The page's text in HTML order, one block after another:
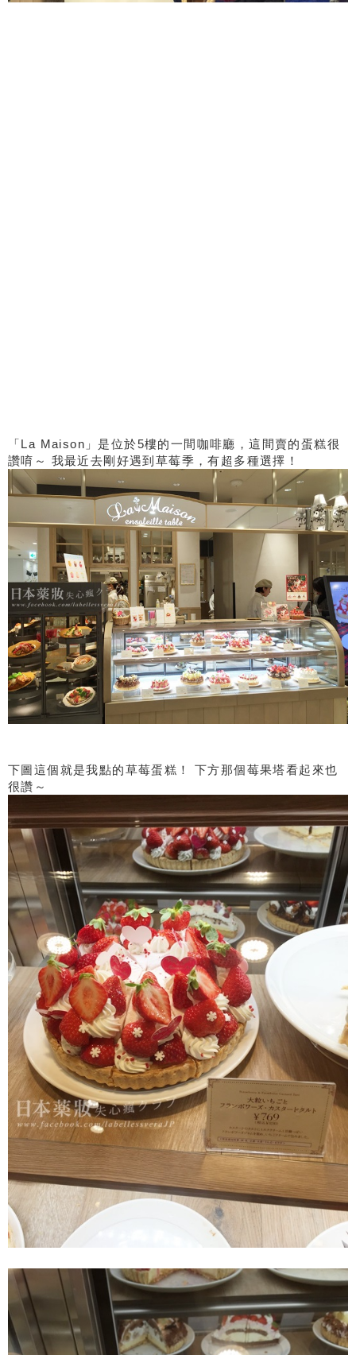
「La Maison」是位於5樓的一間咖啡廳，這間賣的蛋糕很
讚唷～ 我最近去剛好遇到草莓季，有超多種選擇！
下圖這個就是我點的草莓蛋糕！ 下方那個莓果塔看起來也
很讚～